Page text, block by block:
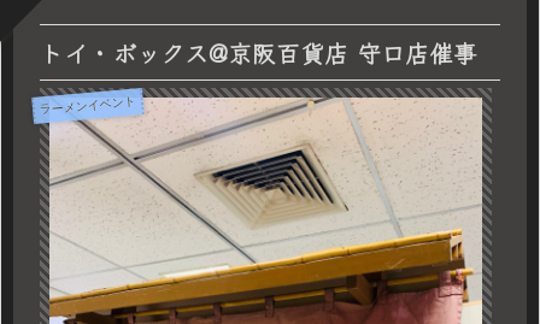
トイ・ボックス@京阪百貨店 守口店催事
ラーメンイベント